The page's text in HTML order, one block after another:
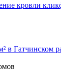
кровли
в Гатчинском